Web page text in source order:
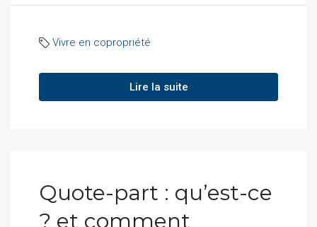
Vivre en copropriété
Lire la suite
Quote-part : qu’est-ce
? et comment